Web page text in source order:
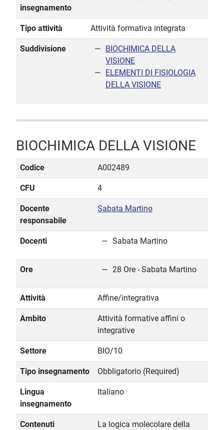
insegnamento
Tipo attività Attività formativa integrata
Suddivisione
BIOCHIMICA DELLA
VISIONE
ELEMENTI DI FISIOLOGIA
DELLA VISIONE
BIOCHIMICA DELLA VISIONE
Codice A002489
CFU 4
Docente
responsabile
Sabata Martino
Docenti Sabata Martino
Ore 28 Ore - Sabata Martino
Attività Affine/integrativa
Ambito
Attività formative affini o
integrative
Settore BIO/10
Tipo insegnamento Obbligatorio (Required)
Lingua
insegnamento
Italiano
Contenuti
La logica molecolare della